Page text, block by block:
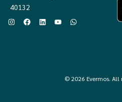
40132
© 2026 Evermos. All